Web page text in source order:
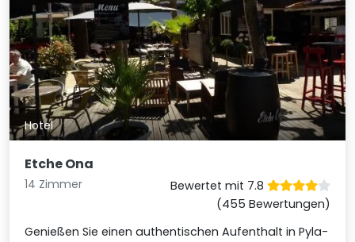
Hotel
Etche Ona
14 Zimmer
Bewertet mit 7.8
(455 Bewertungen)
Genießen Sie einen authentischen Aufenthalt in Pyla-